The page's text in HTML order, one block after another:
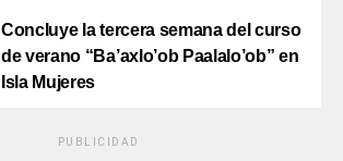
Concluye la tercera semana del curso
de verano “Ba’axlo’ob Paalalo’ob” en
Isla Mujeres
PUBLICIDAD